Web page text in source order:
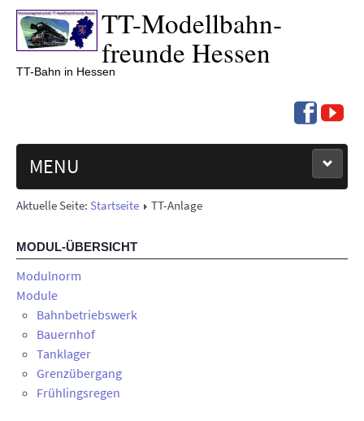
TT-Modell­bahn­
freunde Hessen
TT-Bahn in Hessen
MENU
NEUIGKEITEN
TERMINE '26
BERICHTE
ÜBER UNS
AUSSTELLUNGEN
Aktuelle Seite: Startseite TT-Anlage
MODUL-ÜBERSICHT
Modulnorm
Module
Bahnbetriebswerk
Bauernhof
Tanklager
Grenzübergang
Frühlingsregen